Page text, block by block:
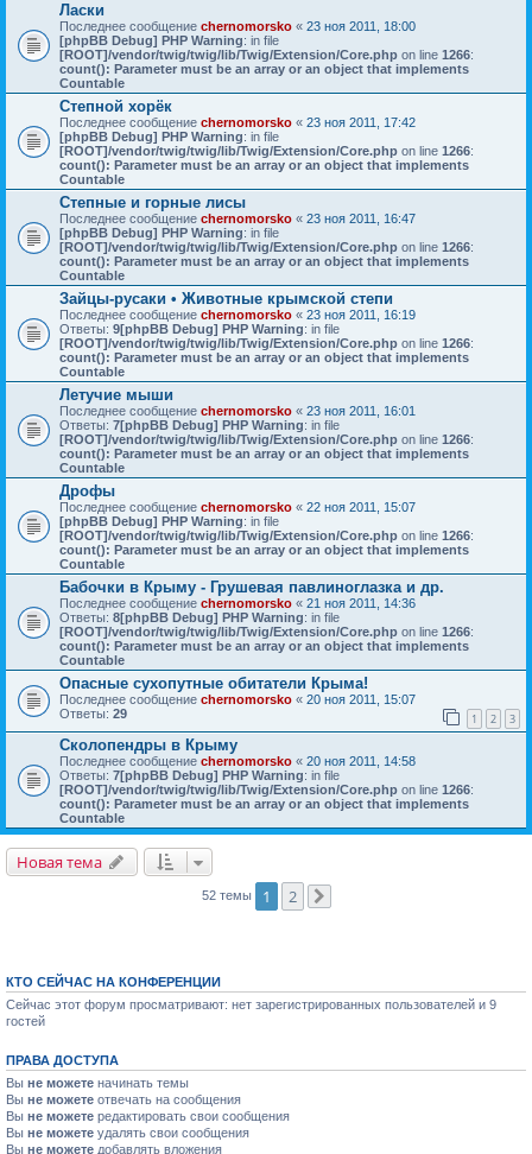
Ласки
Последнее сообщение chernomorsko « 23 ноя 2011, 18:00
[phpBB Debug] PHP Warning: in file
[ROOT]/vendor/twig/twig/lib/Twig/Extension/Core.php on line 1266:
count(): Parameter must be an array or an object that implements
Countable
Степной хорёк
Последнее сообщение chernomorsko « 23 ноя 2011, 17:42
[phpBB Debug] PHP Warning: in file
[ROOT]/vendor/twig/twig/lib/Twig/Extension/Core.php on line 1266:
count(): Parameter must be an array or an object that implements
Countable
Степные и горные лисы
Последнее сообщение chernomorsko « 23 ноя 2011, 16:47
[phpBB Debug] PHP Warning: in file
[ROOT]/vendor/twig/twig/lib/Twig/Extension/Core.php on line 1266:
count(): Parameter must be an array or an object that implements
Countable
Зайцы-русаки • Животные крымской степи
Последнее сообщение chernomorsko « 23 ноя 2011, 16:19
Ответы: 9[phpBB Debug] PHP Warning: in file
[ROOT]/vendor/twig/twig/lib/Twig/Extension/Core.php on line 1266:
count(): Parameter must be an array or an object that implements
Countable
Летучие мыши
Последнее сообщение chernomorsko « 23 ноя 2011, 16:01
Ответы: 7[phpBB Debug] PHP Warning: in file
[ROOT]/vendor/twig/twig/lib/Twig/Extension/Core.php on line 1266:
count(): Parameter must be an array or an object that implements
Countable
Дрофы
Последнее сообщение chernomorsko « 22 ноя 2011, 15:07
[phpBB Debug] PHP Warning: in file
[ROOT]/vendor/twig/twig/lib/Twig/Extension/Core.php on line 1266:
count(): Parameter must be an array or an object that implements
Countable
Бабочки в Крыму - Грушевая павлиноглазка и др.
Последнее сообщение chernomorsko « 21 ноя 2011, 14:36
Ответы: 8[phpBB Debug] PHP Warning: in file
[ROOT]/vendor/twig/twig/lib/Twig/Extension/Core.php on line 1266:
count(): Parameter must be an array or an object that implements
Countable
Опасные сухопутные обитатели Крыма!
Последнее сообщение chernomorsko « 20 ноя 2011, 15:07
Ответы: 29 1 2 3
Сколопендры в Крыму
Последнее сообщение chernomorsko « 20 ноя 2011, 14:58
Ответы: 7[phpBB Debug] PHP Warning: in file
[ROOT]/vendor/twig/twig/lib/Twig/Extension/Core.php on line 1266:
count(): Parameter must be an array or an object that implements
Countable
Новая тема
52 темы 1 2
КТО СЕЙЧАС НА КОНФЕРЕНЦИИ
Сейчас этот форум просматривают: нет зарегистрированных пользователей и 9
гостей
ПРАВА ДОСТУПА
Вы не можете начинать темы
Вы не можете отвечать на сообщения
Вы не можете редактировать свои сообщения
Вы не можете удалять свои сообщения
Вы не можете добавлять вложения